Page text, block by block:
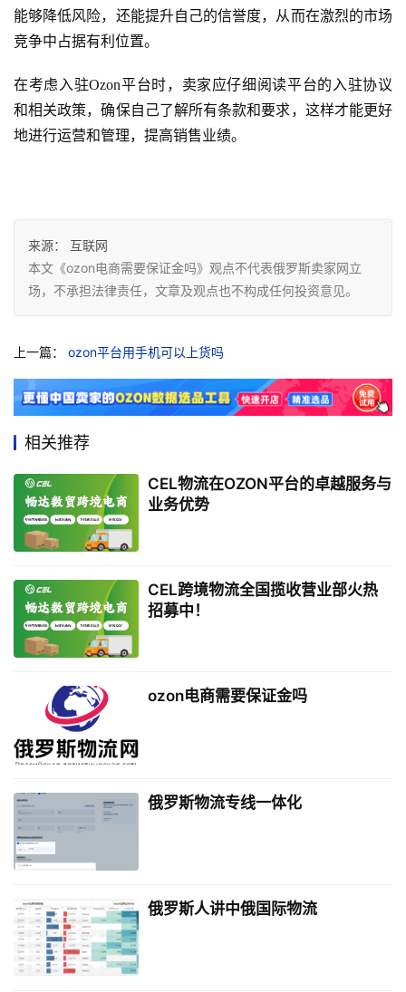
能够降低风险，还能提升自己的信誉度，从而在激烈的市场
竞争中占据有利位置。
在考虑入驻Ozon平台时，卖家应仔细阅读平台的入驻协议
和相关政策，确保自己了解所有条款和要求，这样才能更好
地进行运营和管理，提高销售业绩。
来源：
互联网
本文《ozon电商需要保证金吗》观点不代表俄罗斯卖家网立
场，不承担法律责任，文章及观点也不构成任何投资意见。
上一篇： ozon平台用手机可以上货吗
相关推荐
CEL物流在OZON平台的卓越服务与
业务优势
CEL跨境物流全国揽收营业部火热
招募中！
ozon电商需要保证金吗
俄罗斯物流专线一体化
俄罗斯人讲中俄国际物流